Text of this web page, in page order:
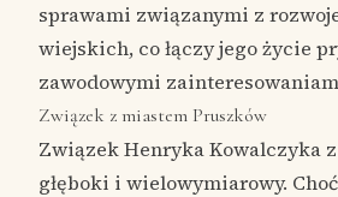
sprawami związanymi z
wiejskich, co łączy jego życie
zawodowymi
Związek z miastem Pruszków
Związek Henryka Kowalczyka
głęboki i wielowymiarowy.